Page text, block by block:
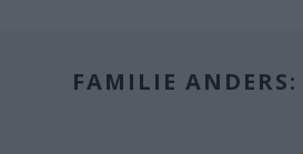
FAMILIE